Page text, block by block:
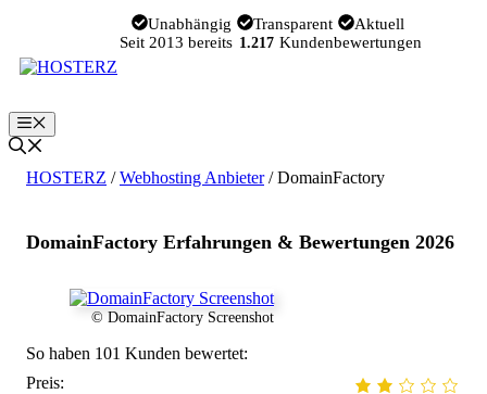
springen
Unabhängig Transparent
Aktuell
Seit 2013 bereits 1.217 Kundenbewertungen
Menü
HOSTERZ /Webhosting Anbieter/DomainFactory
DomainFactory Erfahrungen & Bewertungen 2026
© DomainFactory Screenshot
So haben 101 Kunden bewertet:
Preis: